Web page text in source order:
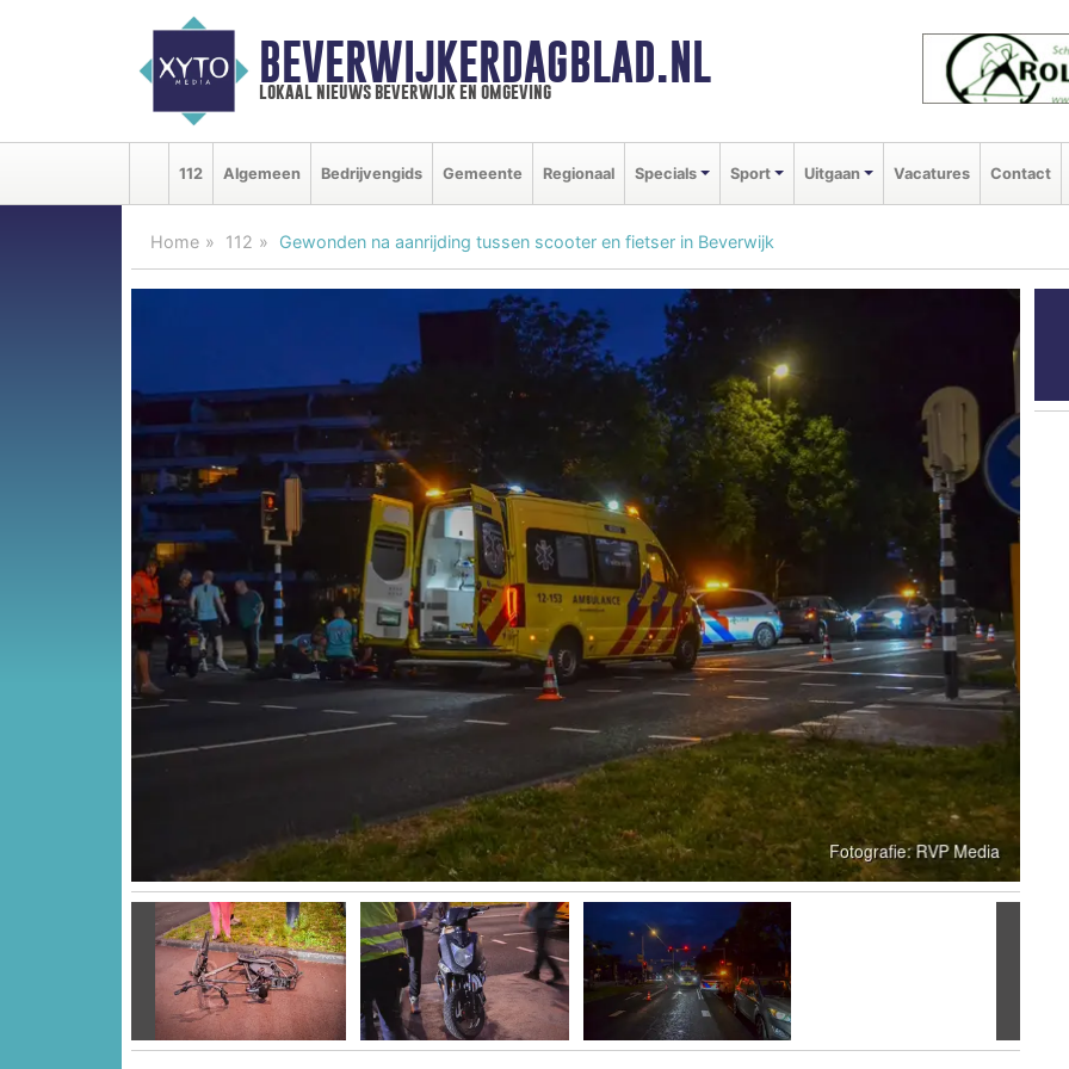
BEVERWIJKERDAGBLAD.NL
lokaal nieuws beverwijk en omgeving
112 Algemeen Bedrijvengids Gemeente Regionaal Specials Sport Uitgaan Vacatures Contact
Home 112 Gewonden na aanrijding tussen scooter en fietser in Beverwijk
Vorige